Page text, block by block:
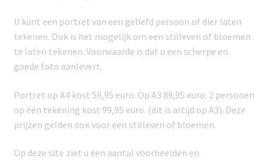
U kunt een portret van een geliefd persoon of dier laten
tekenen. Ook is het mogelijk om een stilleven of bloemen
te laten tekenen. Voorwaarde is dat u een scherpe en
goede foto aanlevert.
Portret op A4 kost 59,95 euro. Op A3 89,95 euro. 2 personen
op één tekening kost 99,95 euro. (dit is altijd op A3). Deze
prijzen gelden ook voor een stilleven of bloemen.
Op deze site ziet u een aantal voorbeelden en